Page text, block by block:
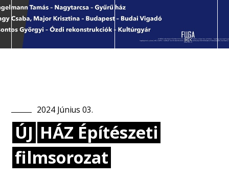
2024 Június 03.
ÚJ HÁZ Építészeti
filmsorozat